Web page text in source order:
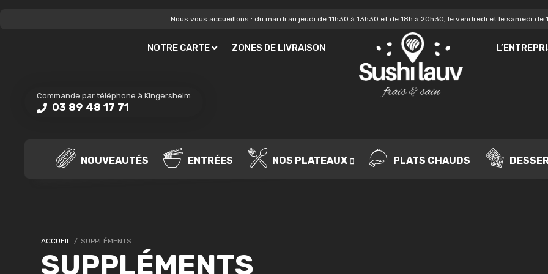
Nous vous accueillons : du mardi au jeudi de 11h30 à 13h30 et de 18h à 20h30, le vendredi et le samedi de
NOTRE CARTE ZONES DE LIVRAISON
Commande par téléphone à Kingersheim
03 89 48 17 71
MOT DE PASSE
SE SOUVENIR DE MOI
NOUVEAUTÉS ENTRÉES NOS PLATEAUX PLATS CHAUDS
ACCUEIL / SUPPLÉMENTS
SUPPLÉMENTS